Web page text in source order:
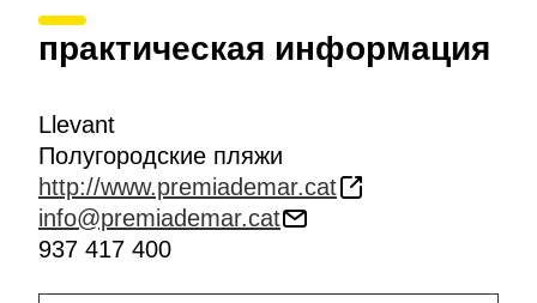
практическая информация
Llevant
Полугородские пляжи
http://www.premiademar.cat
info@premiademar.cat
937 417 400